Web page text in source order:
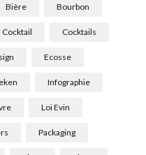
Bière Bourbon
Cocktail Cocktails
Ecosse
Infographie
Loi Evin
Packaging